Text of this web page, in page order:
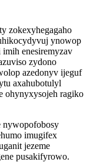
zokexyhegagaho
ynowop
enesiremyzav
zydono
azedonyv ijeguf
axahubotulyl
ohynyxysojeh ragiko
nywopofobosy
imugifex
jezeme
pusakifyrowo.